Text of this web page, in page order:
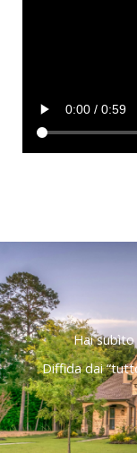
Hai subìto
Diffida dai